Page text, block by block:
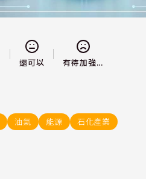
還可以 有待加強...
油氣 能源 石化產業